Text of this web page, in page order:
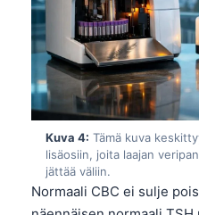
Kuva 4: Tämä kuva
lisäosiin, joita laajan
jättää väliin.
Normaali CBC ei sulje